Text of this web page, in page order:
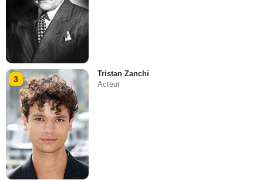
3
Tristan Zanchi
Acteur